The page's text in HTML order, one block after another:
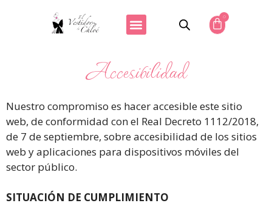
0
Accesibilidad
Nuestro compromiso es hacer accesible este sitio
web, de conformidad con el Real Decreto 1112/2018,
de 7 de septiembre, sobre accesibilidad de los sitios
web y aplicaciones para dispositivos móviles del
sector público.
SITUACIÓN DE CUMPLIMIENTO